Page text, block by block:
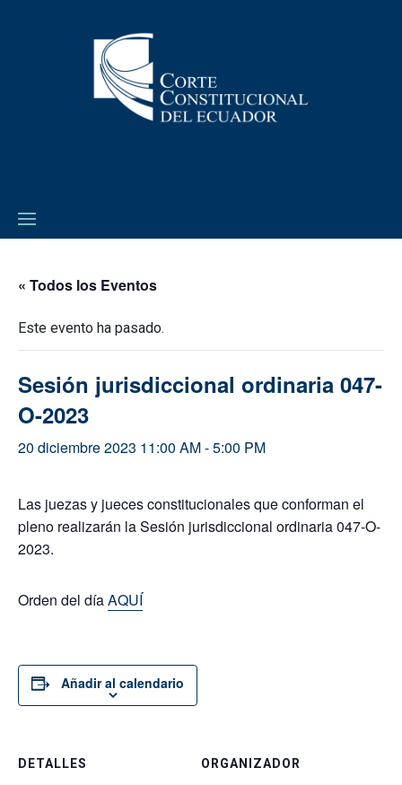
« Todos los Eventos
Este evento ha pasado.
Sesión jurisdiccional ordinaria 047-
O-2023
20 diciembre 2023 11:00 AM-5:00 PM
Las juezas y jueces constitucionales que conforman el
pleno realizarán la Sesión jurisdiccional ordinaria 047-O-
2023.
Orden del díaAQUÍ
Añadir al calendario
DETALLES ORGANIZADOR